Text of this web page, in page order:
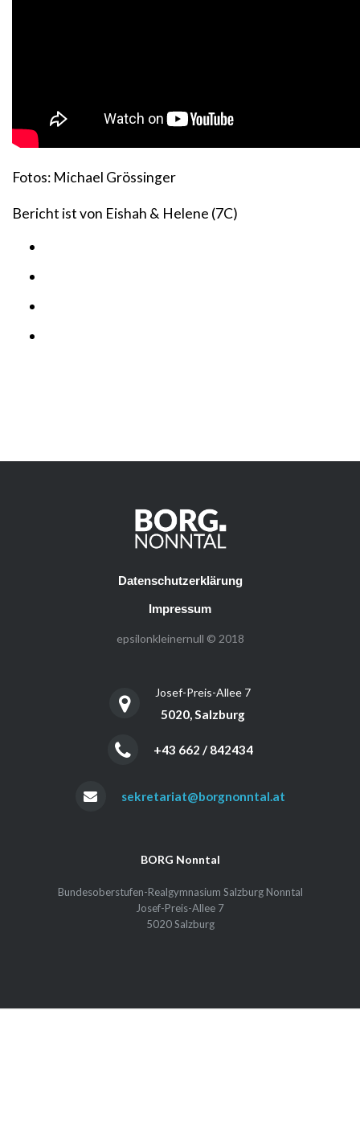
Fotos: Michael Grössinger
Bericht ist von Eishah & Helene (7C)
Datenschutzerklärung
Impressum
epsilonkleinernull © 2018
Josef-Preis-Allee 7
5020, Salzburg
+43 662 / 842434
sekretariat@borgnonntal.at
BORG Nonntal
Bundesoberstufen-Realgymnasium Salzburg Nonntal
Josef-Preis-Allee 7
5020 Salzburg